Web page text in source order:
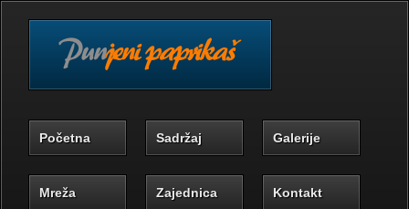
Početna Sadržaj Galerije
Mreža Zajednica Kontakt